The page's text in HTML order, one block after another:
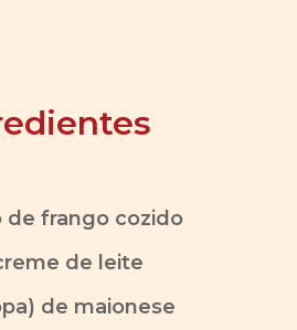
de frango cozido
de leite
de maionese